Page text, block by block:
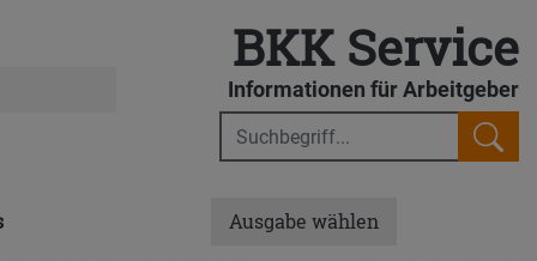
BKK Service
Informationen für Arbeitgeber
und Arbeitsrecht
Ausgabe wählen